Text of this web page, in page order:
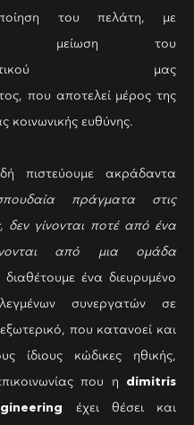
του πελάτη, με
μείωση του
μας
που αποτελεί μέρος της
κοινωνικής ευθύνης.
πιστεύουμε ακράδαντα
πράγματα στις
δεν γίνονται ποτέ από ένα
από μια ομάδα
διαθέτουμε ένα διευρυμένο
συνεργατών σε
που κατανοεί και
ίδιους κώδικες ηθικής,
που η dimitris
έχει θέσει και